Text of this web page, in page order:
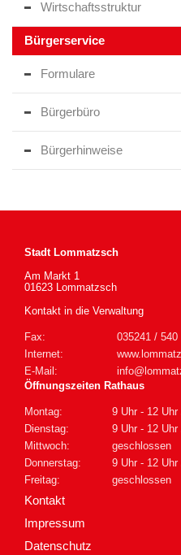
Wirtschaftsstruktur
Bürgerservice
Formulare
Bürgerbüro
Bürgerhinweise
Stadt Lommatzsch
Am Markt 1
01623 Lommatzsch
Kontakt in die Verwaltung
Fax:
035241 / 540
Internet:
E-Mail:
Öffnungszeiten Rathaus
Montag:
9 Uhr - 12
Dienstag:
9 Uhr - 12
Mittwoch:
geschlossen
Donnerstag:
9 Uhr - 12
Freitag:
geschlossen
Kontakt
Impressum
Datenschutz